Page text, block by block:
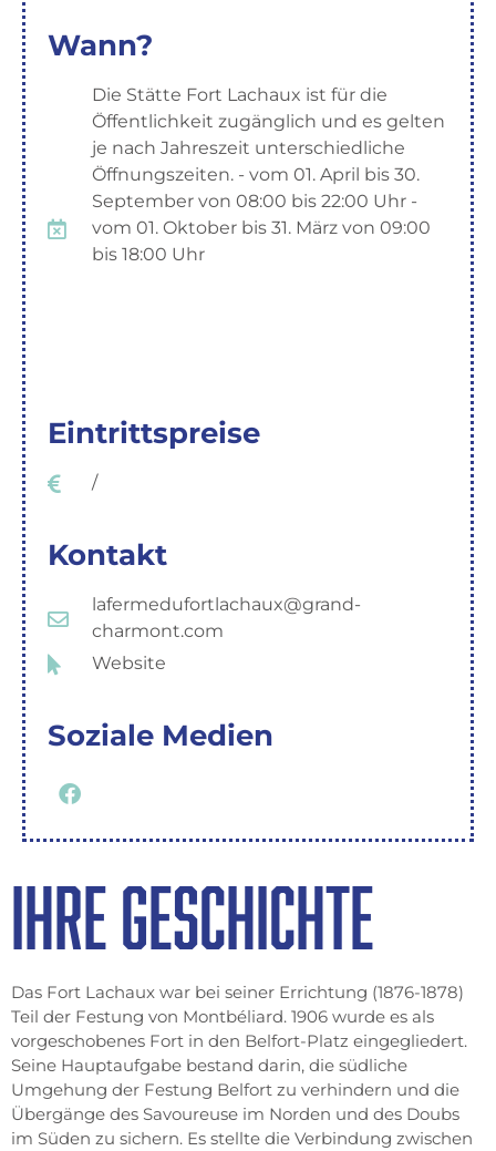
Wann?
Die Stätte Fort Lachaux ist für die
Öffentlichkeit zugänglich und es gelten
je nach Jahreszeit unterschiedliche
Öffnungszeiten. - vom 01. April bis 30.
September von 08:00 bis 22:00 Uhr -
vom 01. Oktober bis 31. März von 09:00
bis 18:00 Uhr
Eintrittspreise
/
Kontakt
lafermedufortlachaux@grand-
charmont.com
Website
Soziale Medien
IHRE GESCHICHTE
Das Fort Lachaux war bei seiner Errichtung (1876-1878)
Teil der Festung von Montbéliard. 1906 wurde es als
vorgeschobenes Fort in den Belfort-Platz eingegliedert.
Seine Hauptaufgabe bestand darin, die südliche
Umgehung der Festung Belfort zu verhindern und die
Übergänge des Savoureuse im Norden und des Doubs
im Süden zu sichern. Es stellte die Verbindung zwischen